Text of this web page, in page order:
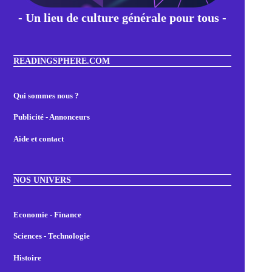
- Un lieu de culture générale pour tous -
READINGSPHERE.COM
Qui sommes nous ?
Publicité - Annonceurs
Aide et contact
NOS UNIVERS
Economie - Finance
Sciences - Technologie
Histoire